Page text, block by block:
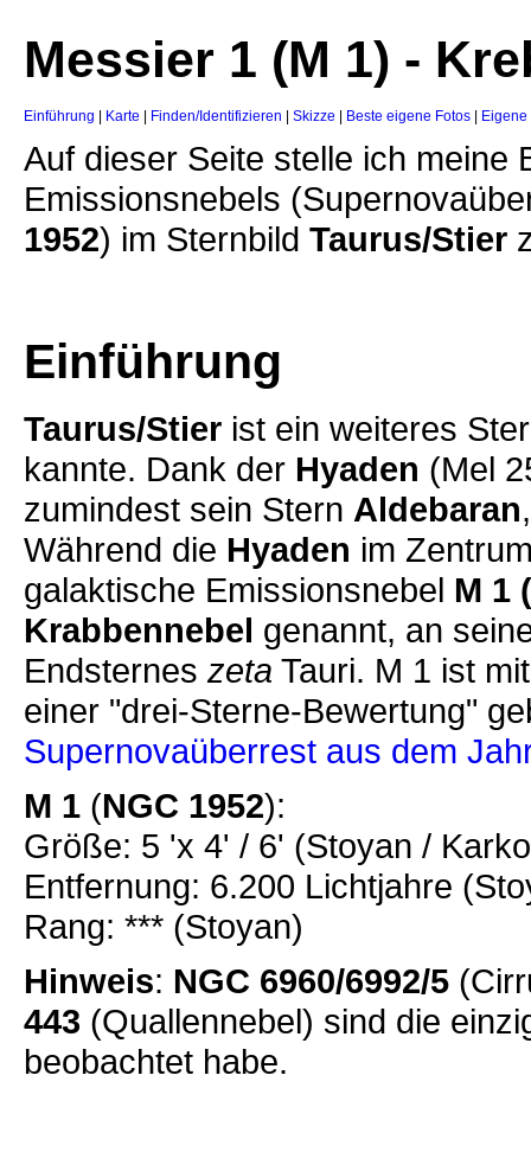
Messier 1 (M 1) -
Einführung Karte Finden/Identifizieren Skizze Beste eigene Fotos
Auf dieser Seite stelle ich meine
Emissionsnebels
1952) im Sternbild Taurus/Stier
Einführung
Taurus/Stier ist ein weiteres
kannte. Dank der Hyaden (Mel
zumindest sein Stern Aldebaran
Während die Hyaden im
galaktische Emissionsnebel M 1
Krabbennebel genannt, an
Endsternes zeta Tauri. M 1 ist
einer "drei-Sterne-Bewertung"
Supernovaüberrest aus dem
M 1 (NGC 1952):
Größe: 5 'x 4' / 6' (Stoyan /
Entfernung: 6.200 Lichtjahre
Rang: *** (Stoyan)
Hinweis: NGC 6960/6992/5
443 (Quallennebel) sind die
beobachtet habe.